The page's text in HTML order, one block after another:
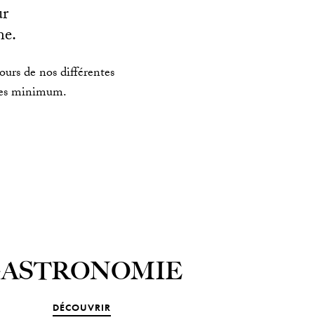
de nos différentes
minimum.
DÉCOUVRIR